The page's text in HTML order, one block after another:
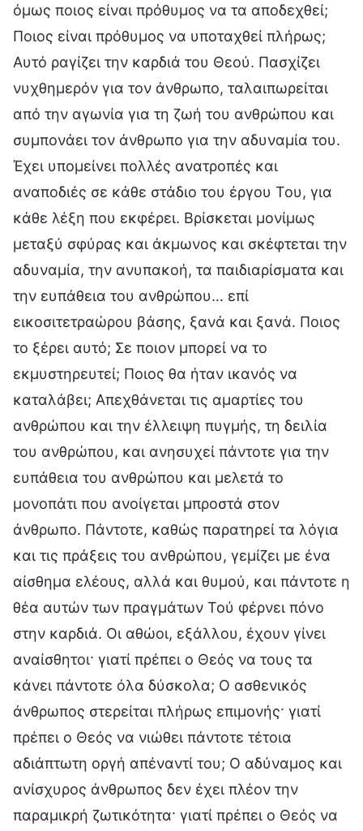
όμως ποιος είναι πρόθυμος να τα αποδεχθεί;
Ποιος είναι πρόθυμος να υποταχθεί πλήρως;
Αυτό ραγίζει την καρδιά του Θεού. Πασχίζει
νυχθημερόν για τον άνθρωπο, ταλαιπωρείται
από την αγωνία για τη ζωή του ανθρώπου και
συμπονάει τον άνθρωπο για την αδυναμία του.
Έχει υπομείνει πολλές ανατροπές και
αναποδιές σε κάθε στάδιο του έργου Του, για
κάθε λέξη που εκφέρει. Βρίσκεται μονίμως
μεταξύ σφύρας και άκμωνος και σκέφτεται την
αδυναμία, την ανυπακοή, τα παιδιαρίσματα και
την ευπάθεια του ανθρώπου… επί
εικοσιτετραώρου βάσης, ξανά και ξανά. Ποιος
το ξέρει αυτό; Σε ποιον μπορεί να το
εκμυστηρευτεί; Ποιος θα ήταν ικανός να
καταλάβει; Απεχθάνεται τις αμαρτίες του
ανθρώπου και την έλλειψη πυγμής, τη δειλία
του ανθρώπου, και ανησυχεί πάντοτε για την
ευπάθεια του ανθρώπου και μελετά το
μονοπάτι που ανοίγεται μπροστά στον
άνθρωπο. Πάντοτε, καθώς παρατηρεί τα λόγια
και τις πράξεις του ανθρώπου, γεμίζει με ένα
αίσθημα ελέους, αλλά και θυμού, και πάντοτε η
θέα αυτών των πραγμάτων Τού φέρνει πόνο
στην καρδιά. Οι αθώοι, εξάλλου, έχουν γίνει
αναίσθητοι· γιατί πρέπει ο Θεός να τους τα
κάνει πάντοτε όλα δύσκολα; Ο ασθενικός
άνθρωπος στερείται πλήρως επιμονής· γιατί
πρέπει ο Θεός να νιώθει πάντοτε τέτοια
αδιάπτωτη οργή απέναντί του; Ο αδύναμος και
ανίσχυρος άνθρωπος δεν έχει πλέον την
παραμικρή ζωτικότητα· γιατί πρέπει ο Θεός να